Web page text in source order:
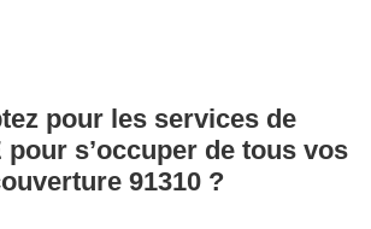
pour les services de
pour s’occuper de tous vos
91310 ?